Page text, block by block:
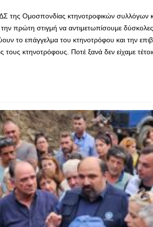
της Ομοσπονδίας κτηνοτροφικών συλλόγων
πρώτη στιγμή να αντιμετωπίσουμε δύσκολες
το επάγγελμα του κτηνοτρόφου και την
κτηνοτρόφους. Ποτέ ξανά δεν είχαμε